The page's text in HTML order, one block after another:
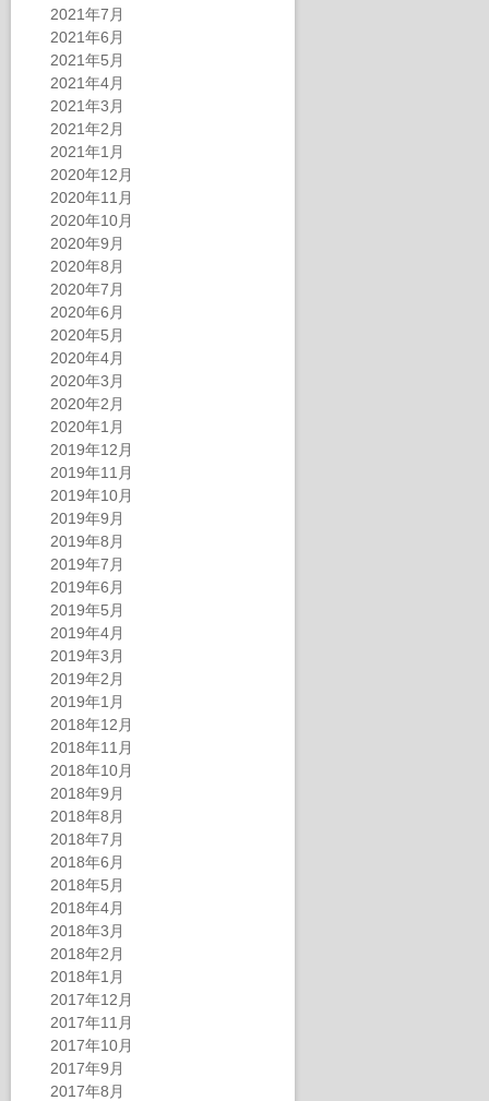
2021年7月
2021年6月
2021年5月
2021年4月
2021年3月
2021年2月
2021年1月
2020年12月
2020年11月
2020年10月
2020年9月
2020年8月
2020年7月
2020年6月
2020年5月
2020年4月
2020年3月
2020年2月
2020年1月
2019年12月
2019年11月
2019年10月
2019年9月
2019年8月
2019年7月
2019年6月
2019年5月
2019年4月
2019年3月
2019年2月
2019年1月
2018年12月
2018年11月
2018年10月
2018年9月
2018年8月
2018年7月
2018年6月
2018年5月
2018年4月
2018年3月
2018年2月
2018年1月
2017年12月
2017年11月
2017年10月
2017年9月
2017年8月